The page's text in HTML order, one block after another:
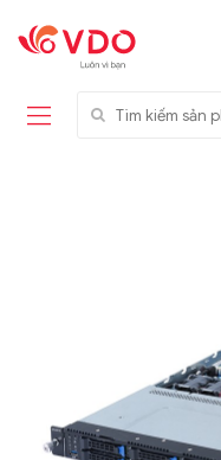
Tìm kiếm sản phẩm